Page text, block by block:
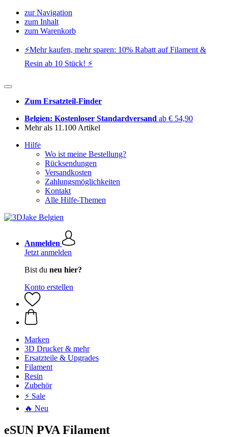
zur Navigation
zum Inhalt
zum Warenkorb
⚡️Mehr kaufen, mehr sparen: 10% Rabatt auf Filament &
Resin ab 10 Stück! ⚡️
Zum Ersatzteil-Finder
Belgien: Kostenloser Standardversand ab € 54,90
Mehr als 11.100 Artikel
Hilfe
Wo ist meine Bestellung?
Rücksendungen
Versandkosten
Zahlungsmöglichkeiten
Kontakt
Alle Hilfe-Themen
Anmelden
Jetzt anmelden
Bist du neu hier?
Konto erstellen
Marken
3D Drucker & mehr
Ersatzteile & Upgrades
Filament
Resin
Zubehör
⚡ Sale
🔥 Neu
eSUN PVA Filament